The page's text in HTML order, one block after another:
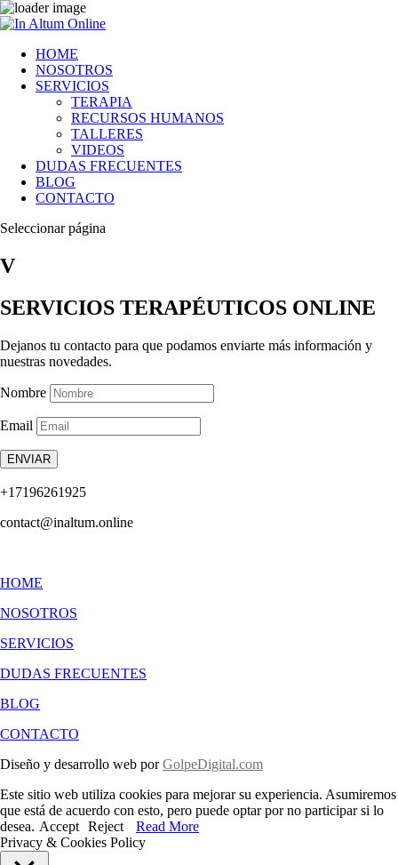
HOME
NOSOTROS
SERVICIOS
TERAPIA
RECURSOS HUMANOS
TALLERES
VIDEOS
DUDAS FRECUENTES
BLOG
CONTACTO
Seleccionar página
V
SERVICIOS TERAPÉUTICOS ONLINE
Dejanos tu contacto para que podamos enviarte más información y
nuestras novedades.
Nombre
Email
ENVIAR
+17196261925
contact@inaltum.online
HOME
NOSOTROS
SERVICIOS
DUDAS FRECUENTES
BLOG
CONTACTO
Diseño y desarrollo web porGolpeDigital.com
Este sitio web utiliza cookies para mejorar su experiencia. Asumiremos
que está de acuerdo con esto, pero puede optar por no participar si lo
desea. Accept Reject
Read More
Privacy & Cookies Policy